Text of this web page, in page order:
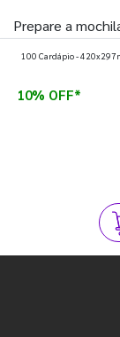
Prepare a
que fazem toda
100 Cardápio -
10% OFF*